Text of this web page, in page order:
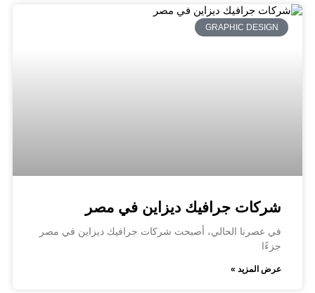
GRAPHIC DESIGN
شركات جرافيك ديزاين في مصر
في عصرنا الحالي، أصبحت شركات جرافيك ديزاين في مصر
جزءًا
عرض المزيد »